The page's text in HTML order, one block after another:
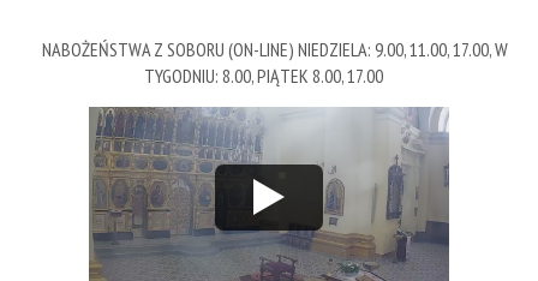
NABOŻEŃSTWA Z SOBORU (ON-LINE) NIEDZIELA: 9.00, 11.00, 17.00, W
TYGODNIU: 8.00, PIĄTEK 8.00, 17.00